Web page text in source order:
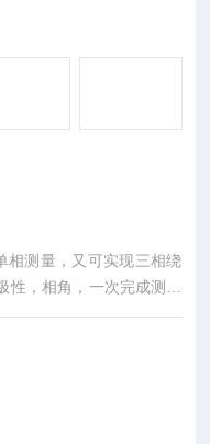
相测量，又可实现三相绕
，相角，一次完成测量
误差、分接位置、分接值
之间的相位角，可以对